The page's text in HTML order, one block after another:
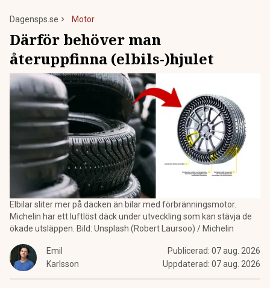
Dagensps.se Motor
Därför behöver man
återuppfinna (elbils-)hjulet
Elbilar sliter mer på däcken än bilar med förbränningsmotor.
Michelin har ett luftlöst däck under utveckling som kan stävja de
ökade utsläppen. Bild: Unsplash (Robert Laursoo) / Michelin
Emil
Karlsson
Publicerad: 07 aug. 2026
Uppdaterad: 07 aug. 2026